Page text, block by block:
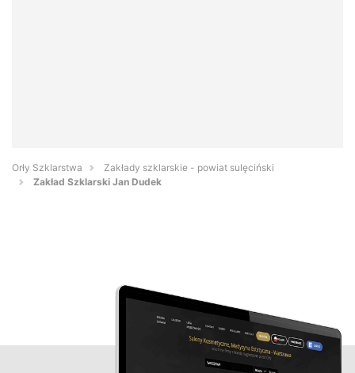
Orły Szklarstwa
Zakłady szklarskie - powiat sulęciński
Zakład Szklarski Jan Dudek